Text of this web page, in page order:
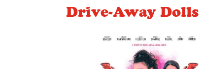
Drive-Away Dolls